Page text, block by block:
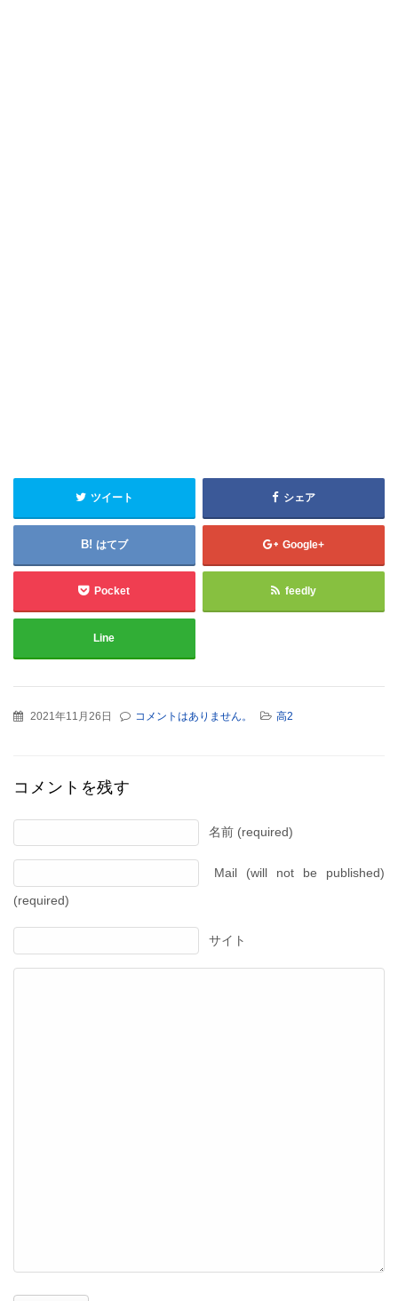
ツイート シェア
はてブ Google+
Pocket feedly
Line
2021年11月26日 コメントはありません。 高2
コメントを残す
名前 (required)
Mail (will not be published)
(required)
サイト